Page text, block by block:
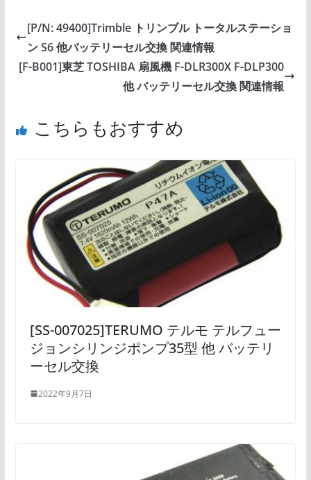
[P/N: 49400]Trimble トリンブル トータルステーショ
ン S6 他バッテリーセル交換 関連情報
[F-B001]東芝 TOSHIBA 扇風機 F-DLR300X F-DLP300
他 バッテリーセル交換 関連情報
こちらもおすすめ
[SS-007025]TERUMO テルモ テルフュー
ジョンシリンジポンプ35型 他 バッテリ
ーセル交換
2022年9月7日